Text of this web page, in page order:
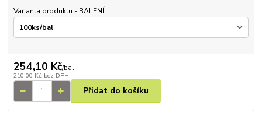
Varianta produktu - BALENÍ
254,10 Kč/bal
210,00 Kč bez DPH
Přidat do košíku